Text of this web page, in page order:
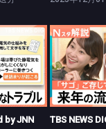
by JNN
バチッ！静電気“溜めやすい人”の特徴は【Nスタ】
by JNN
TBS
TBS NEWS